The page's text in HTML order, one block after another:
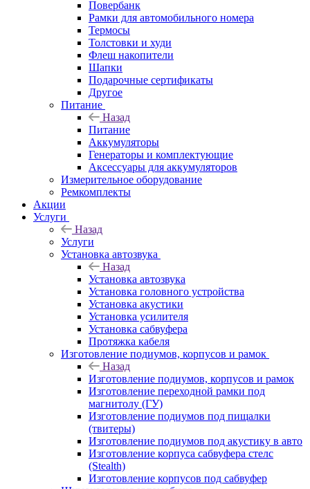
Повербанк
Рамки для автомобильного номера
Термосы
Толстовки и худи
Флеш накопители
Шапки
Подарочные сертификаты
Другое
Питание
Назад
Питание
Аккумуляторы
Генераторы и комплектующие
Аксессуары для аккумуляторов
Измерительное оборудование
Ремкомплекты
Акции
Услуги
Назад
Услуги
Установка автозвука
Назад
Установка автозвука
Установка головного устройства
Установка акустики
Установка усилителя
Установка сабвуфера
Протяжка кабеля
Изготовление подиумов, корпусов и рамок
Назад
Изготовление подиумов, корпусов и рамок
Изготовление переходной рамки под
магнитолу (ГУ)
Изготовление подиумов под пищалки
(твитеры)
Изготовление подиумов под акустику в авто
Изготовление корпуса сабвуфера стелс
(Stealth)
Изготовление корпусов под сабвуфер